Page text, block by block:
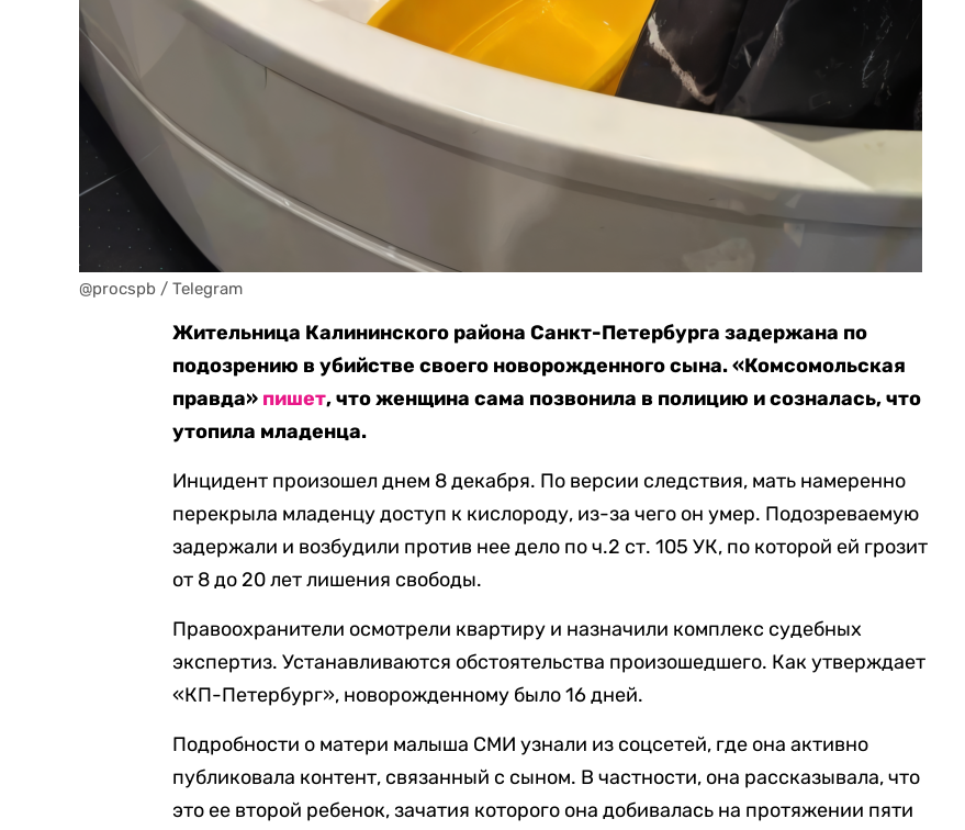
@procspb / Telegram
Жительница Калининского района Санкт-Петербурга задержана по
подозрению в убийстве своего новорожденного сына. «Комсомольская
правда» пишет, что женщина сама позвонила в полицию и созналась, что
утопила младенца.
Инцидент произошел днем 8 декабря. По версии следствия, мать намеренно
перекрыла младенцу доступ к кислороду, из-за чего он умер. Подозреваемую
задержали и возбудили против нее дело по ч.2 ст. 105 УК, по которой ей грозит
от 8 до 20 лет лишения свободы.
Правоохранители осмотрели квартиру и назначили комплекс судебных
экспертиз. Устанавливаются обстоятельства произошедшего. Как утверждает
«КП-Петербург», новорожденному было 16 дней.
Подробности о матери малыша СМИ узнали из соцсетей, где она активно
публиковала контент, связанный с сыном. В частности, она рассказывала, что
это ее второй ребенок, зачатия которого она добивалась на протяжении пяти